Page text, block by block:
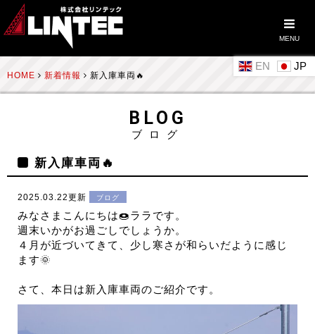
MENU
EN
HOME 新着情報 新入庫車両🔥
BLOG
ブログ
新入庫車両🔥
2025.03.22更新 ブログ
みなさまこんにちは🍩ララです。
週末いかがお過ごしでしょうか。
４月が近づいてきて、少し寒さが和らいだように感じ
ます🌞
さて、本日は新入庫車両のご紹介です。